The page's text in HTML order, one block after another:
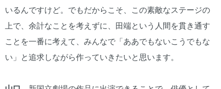
いるんですけど。でもだからこそ、この素敵なステージの
上で、余計なことを考えずに、田端という人間を貫き通す
ことを一番に考えて、みんなで「ああでもないこうでもな
い」と追求しながら作っていきたいと思います。